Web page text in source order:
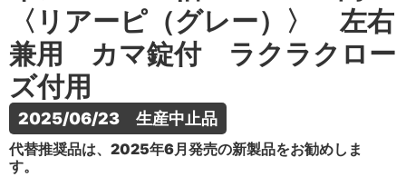
〈リアーピ（グレー）〉 左右
兼用 カマ錠付 ラクラクロー
ズ付用
2025/06/23　生産中止品
代替推奨品は、2025年6月発売の新製品をお勧めしま
す。